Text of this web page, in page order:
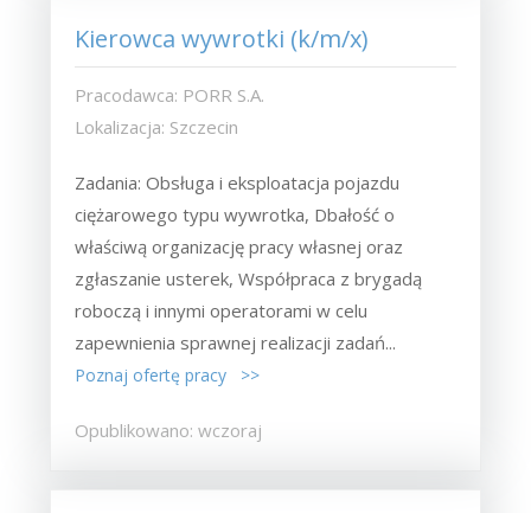
Kierowca wywrotki (k/m/x)
Pracodawca: PORR S.A.
Lokalizacja: Szczecin
Zadania: Obsługa i eksploatacja pojazdu
ciężarowego typu wywrotka, Dbałość o
właściwą organizację pracy własnej oraz
zgłaszanie usterek, Współpraca z brygadą
roboczą i innymi operatorami w celu
zapewnienia sprawnej realizacji zadań...
Poznaj ofertę pracy >>
Opublikowano: wczoraj